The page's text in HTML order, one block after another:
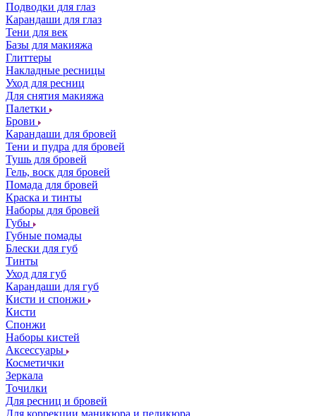
Подводки для глаз
Карандаши для глаз
Тени для век
Базы для макияжа
Глиттеры
Накладные ресницы
Уход для ресниц
Для снятия макияжа
Палетки
Брови
Карандаши для бровей
Тени и пудра для бровей
Тушь для бровей
Гель, воск для бровей
Помада для бровей
Краска и тинты
Наборы для бровей
Губы
Губные помады
Блески для губ
Тинты
Уход для губ
Карандаши для губ
Кисти и спонжи
Кисти
Спонжи
Наборы кистей
Аксессуары
Косметички
Зеркала
Точилки
Для ресниц и бровей